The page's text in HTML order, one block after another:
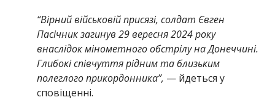
“Вірний військовій присязі, солдат Євген
Пасічник загинув 29 вересня 2024 року
внаслідок мінометного обстрілу на Донеччині.
Глибокі співчуття рідним та близьким
полеглого прикордонника”, — йдеться у
сповіщенні.